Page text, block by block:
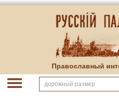
Православный